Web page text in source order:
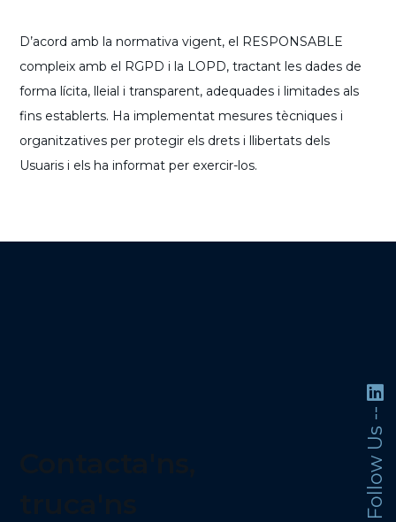
Follow Us --
D’acord amb la normativa vigent, el RESPONSABLE
compleix amb el RGPD i la LOPD, tractant les dades de
forma lícita, lleial i transparent, adequades i limitades als
fins establerts. Ha implementat mesures tècniques i
organitzatives per protegir els drets i llibertats dels
Usuaris i els ha informat per exercir-los.